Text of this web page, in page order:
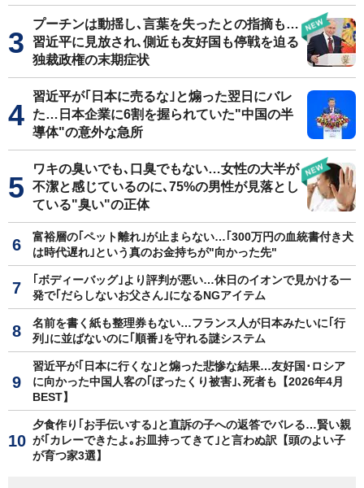
プーチンは動揺し､言葉を失ったとの指摘も…
習近平に見放され､側近も友好国も停戦を迫る
独裁政権の末期症状
習近平が｢日本に売るな｣と煽った翌日にバレ
た…日本企業に6割を握られていた"中国の半
導体"の意外な急所
ワキの臭いでも､口臭でもない…女性の大半が
不潔と感じているのに､75%の男性が見落とし
ている"臭い"の正体
富裕層の｢ペット離れ｣が止まらない…｢300万円の血統書付き犬
は時代遅れ｣という真のお金持ちが"向かった先"
｢ボディーバッグ｣より評判が悪い…休日のイオンで見かける一
発で｢だらしないお父さん｣になるNGアイテム
名前を書く紙も整理券もない…フランス人が日本みたいに｢行
列｣に並ばないのに｢順番｣を守れる謎システム
習近平が｢日本に行くな｣と煽った悲惨な結果…友好国･ロシア
に向かった中国人客の｢ぼったくり被害｣､死者も【2026年4月
BEST】
夕食作り｢お手伝いする｣と直訴の子への返答でバレる…賢い親
が｢カレーできたよ｡お皿持ってきて｣と言わぬ訳【頭のよい子
が育つ家3選】